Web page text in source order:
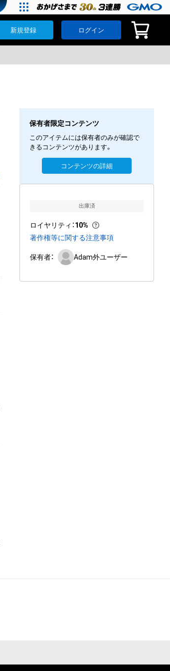
新規登録 ログイン
保有者限定コンテンツ
このアイテムには保有者のみが確認で
きるコンテンツがあります。
コンテンツの詳細
出庫済
ロイヤリティ ：10%
著作権等に関する注意事項
保有者： Adam外ユーザー